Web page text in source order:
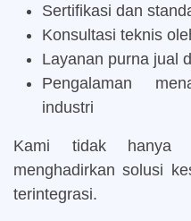
Sertifikasi dan
Konsultasi teknis
Layanan purna jual
Pengalaman
industri
Kami tidak hanya
menghadirkan solusi
terintegrasi.